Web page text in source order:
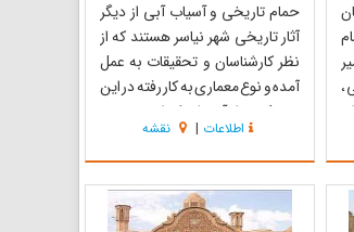
،
حمام تاریخی و آسیاب آبی از دیگر
آثار تاریخی شهر نیاسر هستند که از
نظر کارشناسان و تحقیقات به عمل
آمده و نوع معماری به کار رفته در این
بنا حکایت از آن دارد که این حمام و
آسیاب در دوران صفویه ساخته شده
است. در فاصله 5 متری زیارت 5 تن و
در راهروی موجود ، آسیاب آبی نیاسر
و حمام تاریخی صفوی...
اطلاعات | نقشه